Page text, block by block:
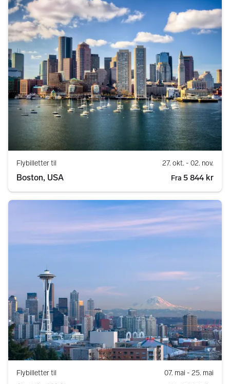
Flybilletter til 27. okt. - 02. nov.
Boston, USA Fra 5 844 kr
Flybilletter til 07. mai - 25. mai